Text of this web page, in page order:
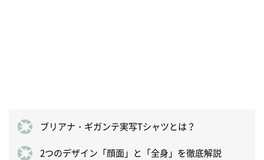
ブリアナ・ギガンテ実写Tシャツとは？
2つのデザイン「顔面」と「全身」を徹底解説